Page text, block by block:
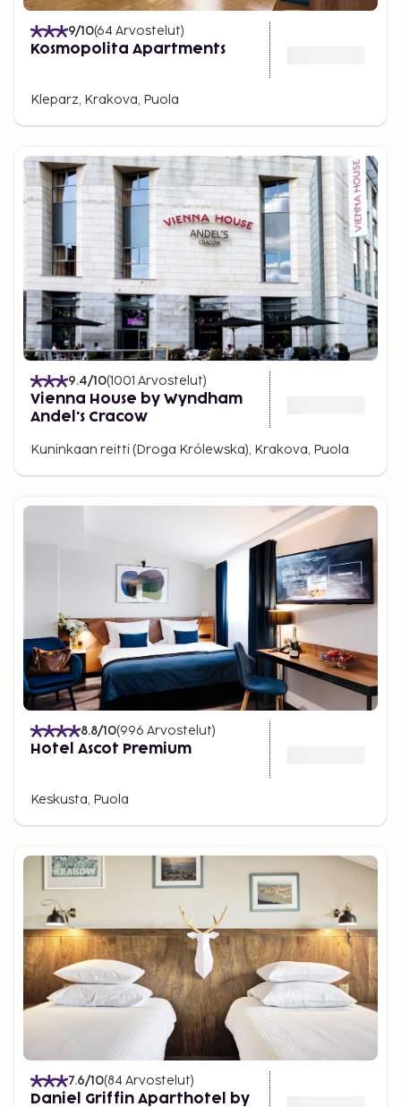
9/10(64 Arvostelut)
Kosmopolita Apartments
Kleparz, Krakova, Puola
9.4/10(1001 Arvostelut)
Vienna House by Wyndham
Andel's Cracow
Kuninkaan reitti (Droga Królewska), Krakova, Puola
8.8/10(996 Arvostelut)
Hotel Ascot Premium
Keskusta, Puola
7.6/10(84 Arvostelut)
Daniel Griffin Aparthotel by